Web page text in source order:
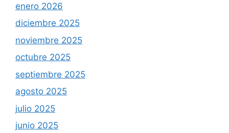
enero 2026
diciembre 2025
noviembre 2025
octubre 2025
septiembre 2025
agosto 2025
julio 2025
junio 2025